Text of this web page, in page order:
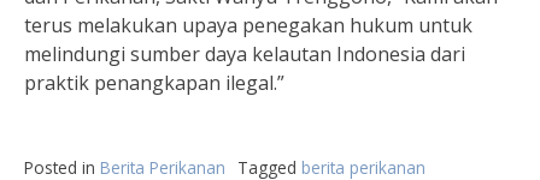
terus melakukan upaya penegakan hukum untuk
melindungi sumber daya kelautan Indonesia dari
praktik penangkapan ilegal.”
Posted in Berita Perikanan Tagged berita perikanan